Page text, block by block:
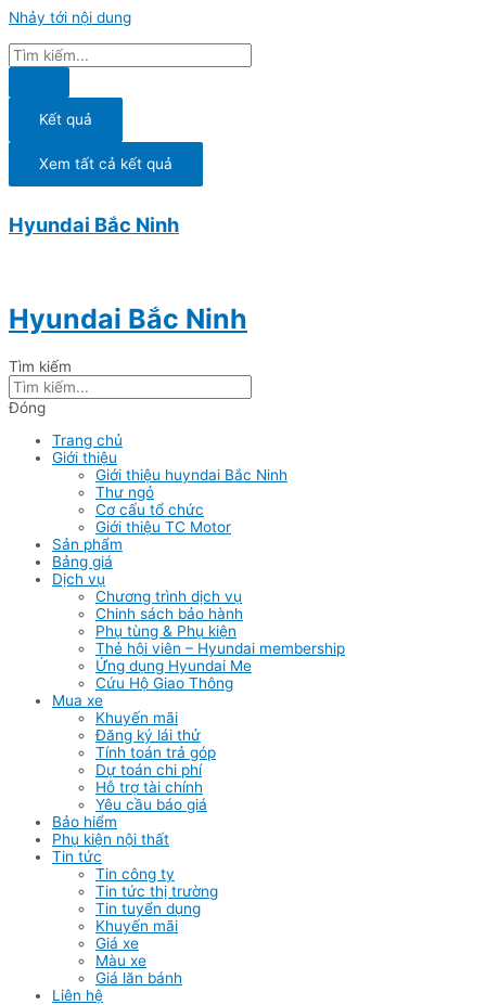
Nhảy tới nội dung
Kết quả
Xem tất cả kết quả
Hyundai Bắc Ninh
Hyundai Bắc Ninh
Tìm kiếm
Đóng
Trang chủ
Giới thiệu
Giới thiệu huyndai Bắc Ninh
Thư ngỏ
Cơ cấu tổ chức
Giới thiệu TC Motor
Sản phẩm
Bảng giá
Dịch vụ
Chương trình dịch vụ
Chinh sách bảo hành
Phụ tùng & Phụ kiện
Thẻ hội viên – Hyundai membership
Ứng dụng Hyundai Me
Cứu Hộ Giao Thông
Mua xe
Khuyến mãi
Đăng ký lái thử
Tính toán trả góp
Dự toán chi phí
Hỗ trợ tài chính
Yêu cầu báo giá
Bảo hiểm
Phụ kiện nội thất
Tin tức
Tin công ty
Tin tức thị trường
Tin tuyển dụng
Khuyến mãi
Giá xe
Màu xe
Giá lăn bánh
Liên hệ